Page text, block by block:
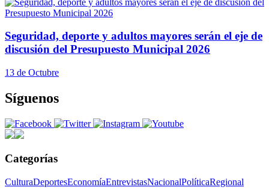
Seguridad, deporte y adultos mayores serán el eje de
discusión del Presupuesto Municipal 2026
13 de Octubre
Síguenos
Categorías
CulturaDeportesEconomíaEntrevistasNacionalPolíticaRegional